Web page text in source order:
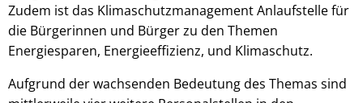
Zudem ist das Klimaschutzmanagement Anlaufstelle für
die Bürgerinnen und Bürger zu den Themen
Energiesparen, Energieeffizienz, und Klimaschutz.
Aufgrund der wachsenden Bedeutung des Themas sind